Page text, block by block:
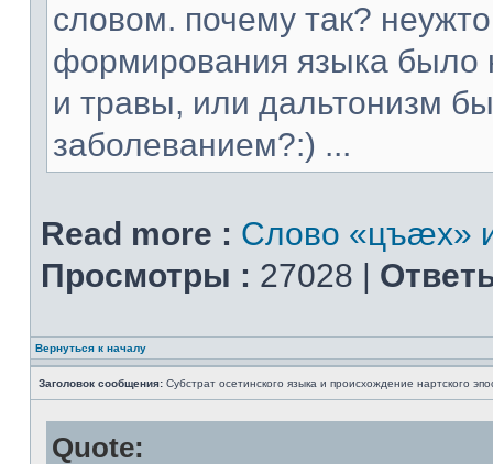
словом. почему так?
формирования языка было
и травы, или дальтонизм
заболеванием?:) ...
Read more : Слово «цъæх»
Просмотры : 27028 |
Вернуться к началу
Заголовок сообщения: Субстрат осетинского языка и происхождение нартского
Quote: